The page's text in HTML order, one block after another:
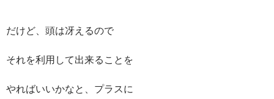
だけど、頭は冴えるので
それを利用して出来ることを
やればいいかなと、プラスに